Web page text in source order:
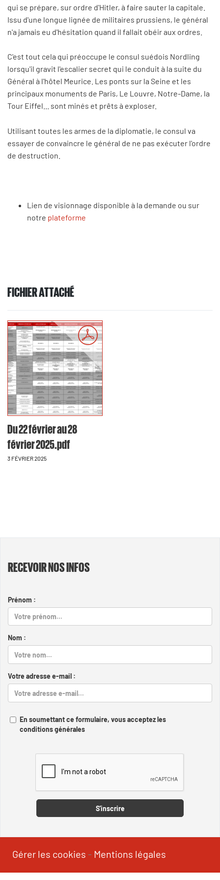
qui se prépare, sur ordre d'Hitler, à faire sauter la capitale.
Issu d'une longue lignée de militaires prussiens, le général
n'a jamais eu d'hésitation quand il fallait obéir aux ordres.
C'est tout cela qui préoccupe le consul suédois Nordling
lorsqu'il gravit l'escalier secret qui le conduit à la suite du
Général à l'hôtel Meurice. Les ponts sur la Seine et les
principaux monuments de Paris, Le Louvre, Notre-Dame, la
Tour Eiffel... sont minés et prêts à exploser.
Utilisant toutes les armes de la diplomatie, le consul va
essayer de convaincre le général de ne pas exécuter l'ordre
de destruction.
Lien de visionnage disponible à la demande ou sur
notre plateforme
FICHIER ATTACHÉ
Du 22 février au 28
février 2025.pdf
3 FÉVRIER 2025
RECEVOIR NOS INFOS
Prénom :
Nom :
Votre adresse e-mail :
En soumettant ce formulaire, vous acceptez les
conditions générales
S'inscrire
Gérer les cookies - Mentions légales